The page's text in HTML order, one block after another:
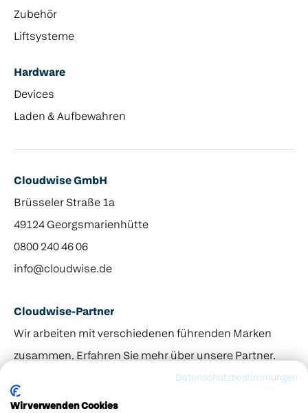
Zubehör
Liftsysteme
Hardware
Devices
Laden & Aufbewahren
Cloudwise GmbH
Brüsseler Straße 1a
49124 Georgsmarienhütte
0800 240 46 06
info@cloudwise.de
Cloudwise-Partner
Wir arbeiten mit verschiedenen führenden Marken
zusammen. Erfahren Sie mehr über unsere Partner.
© 2013–2026 Odin Gruppe. Cloudwise gehört zur Odin
Groep.
Datenschutzbestimmungen
Wir verwenden Cookies